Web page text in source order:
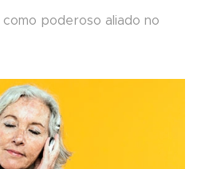
poderoso aliado no